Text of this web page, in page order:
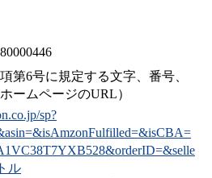
第6号に規定する文字、番号、
ームページのURL）
sp?
ル